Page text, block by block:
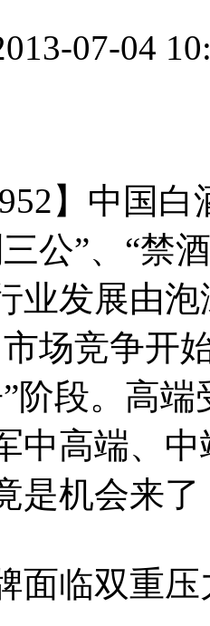
07-04
】中国白
公”、“禁
业发展由
场竞争开
阶段。高
中高端、
是机会来
面临双重压